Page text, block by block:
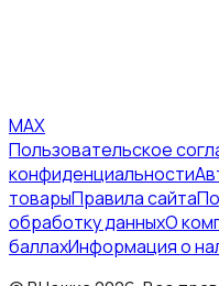
MAX
Пользовательское
конфиденциальности
товарыПравила сайта
обработку данныхО
баллахИнформация о